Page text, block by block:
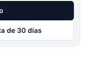
de 30 días